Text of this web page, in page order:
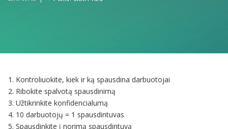
1. Kontroliuokite, kiek ir ką spausdina darbuotojai
2. Ribokite spalvotą spausdinimą
3. Užtikrinkite konfidencialumą
4. 10 darbuotojų = 1 spausdintuvas
5. Spausdinkite į norimą spausdintuvą